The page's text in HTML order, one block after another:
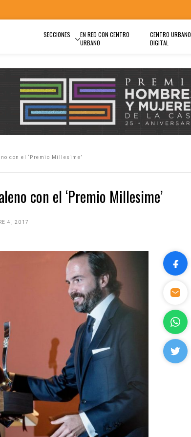
SECCIONES
EN RED CON CENTRO
URBANO
CENTRO URBANO
DIGITAL
con el ‘Premio Millesime’
con el ‘Premio Millesime’
4, 2017